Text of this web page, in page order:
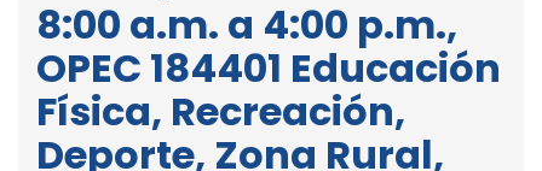
8:00 a.m. a 4:00 p.m.,
OPEC 184401 Educación
Física, Recreación,
Deporte, Zona Rural,